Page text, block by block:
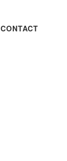
CONTACT